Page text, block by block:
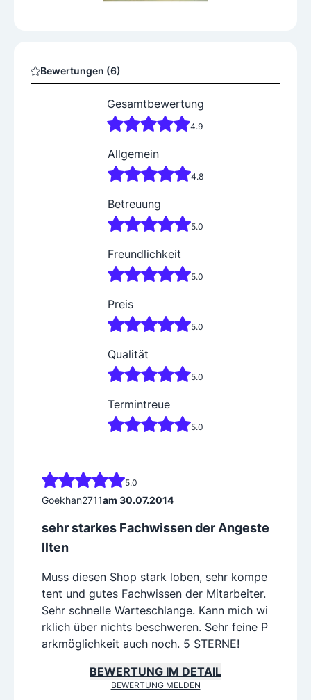
Bewertungen (6)
Gesamtbewertung
4.9
Allgemein
4.8
Betreuung
5.0
Freundlichkeit
5.0
Preis
5.0
Qualität
5.0
Termintreue
5.0
5.0
Goekhan2711am 30.07.2014
sehr starkes Fachwissen der Angeste
llten
Muss diesen Shop stark loben, sehr kompe
tent und gutes Fachwissen der Mitarbeiter.
Sehr schnelle Warteschlange. Kann mich wi
rklich über nichts beschweren. Sehr feine P
arkmöglichkeit auch noch. 5 STERNE!
BEWERTUNG IM DETAIL
BEWERTUNG MELDEN